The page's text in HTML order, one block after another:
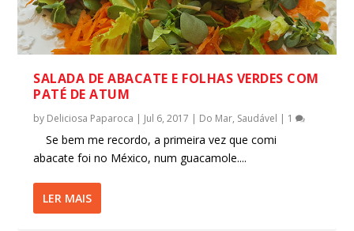
SALADA DE ABACATE E FOLHAS VERDES COM
PATÉ DE ATUM
by Deliciosa Paparoca | Jul 6, 2017 | Do Mar, Saudável | 1
Se bem me recordo, a primeira vez que comi
abacate foi no México, num guacamole....
LER MAIS